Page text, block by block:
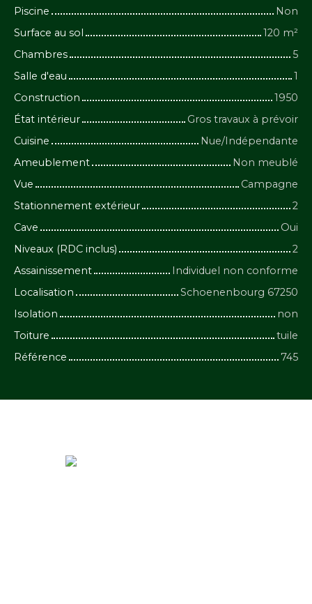
Piscine
Non
Surface au sol
120 m²
Chambres
5
Salle d'eau
1
Construction
1950
État intérieur
Gros travaux à prévoir
Cuisine
Nue/Indépendante
Ameublement
Non meublé
Vue
Campagne
Stationnement extérieur
2
Cave
Oui
Niveaux (RDC inclus)
2
Assainissement
Individuel non conforme
Localisation
Schoenenbourg 67250
Isolation
non
Toiture
tuile
Référence
745